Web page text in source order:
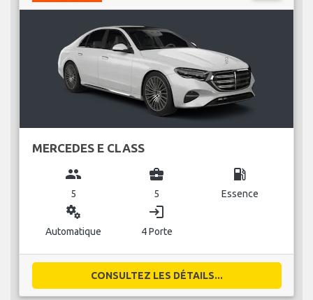
MERCEDES E CLASS
group
5
business_center
5
local_gas_station
Essence
miscellaneous_services
Automatique
login
4 Porte
CONSULTEZ LES DÉTAILS...